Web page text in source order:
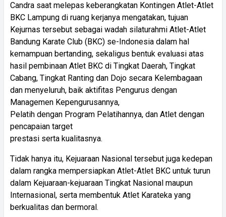
Candra saat melepas keberangkatan Kontingen Atlet-Atlet
BKC Lampung di ruang kerjanya mengatakan, tujuan
Kejurnas tersebut sebagai wadah silaturahmi Atlet-Atlet
Bandung Karate Club (BKC) se-Indonesia dalam hal
kemampuan bertanding, sekaligus bentuk evaluasi atas
hasil pembinaan Atlet BKC di Tingkat Daerah, Tingkat
Cabang, Tingkat Ranting dan Dojo secara Kelembagaan
dan menyeluruh, baik aktifitas Pengurus dengan
Managemen Kepengurusannya,
Pelatih dengan Program Pelatihannya, dan Atlet dengan
pencapaian target
prestasi serta kualitasnya.
Tidak hanya itu, Kejuaraan Nasional tersebut juga kedepan
dalam rangka mempersiapkan Atlet-Atlet BKC untuk turun
dalam Kejuaraan-kejuaraan Tingkat Nasional maupun
Internasional, serta membentuk Atlet Karateka yang
berkualitas dan bermoral.